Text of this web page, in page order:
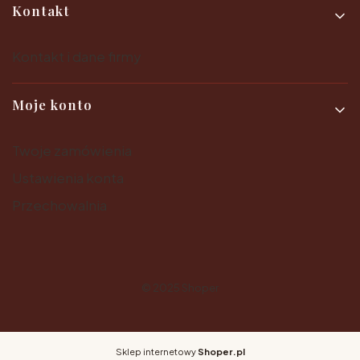
Kontakt
Moje konto
Sklep internetowy Shoper.pl